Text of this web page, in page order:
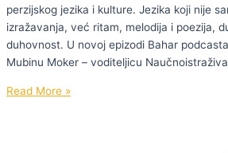
perzijskog jezika i kulture. Jezika koji nije
izražavanja, već ritam, melodija i poezija,
duhovnost. U novoj epizodi Bahar
Mubinu Moker – voditeljicu
Devedeset
Read More »